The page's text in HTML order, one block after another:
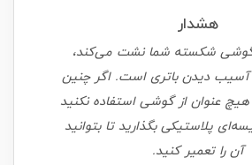
هشدار
گوشی شکسته شما نشت می‌کند،
آسیب دیدن باتری است. اگر چنین
عنوان از گوشی استفاده نکنید
پلاستیکی بگذارید تا بتوانید
آن را تعمیر کنید.